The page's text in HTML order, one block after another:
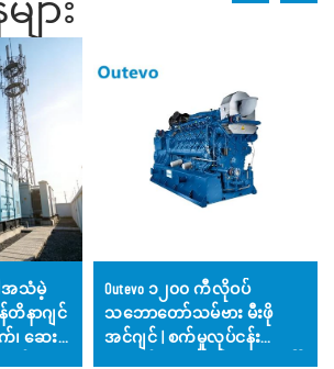
ား
အသံမဲ့
နာဂျင်
၊ ဆေးရုံ
Outevo ၁၂၀၀ ကီလိုဝပ်
သဘောတော်သမ်ဗား မီးဖို
အင်ဂျင် | စက်မှုလုပ်ငန်း